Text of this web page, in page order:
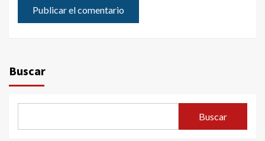
Buscar
Buscar